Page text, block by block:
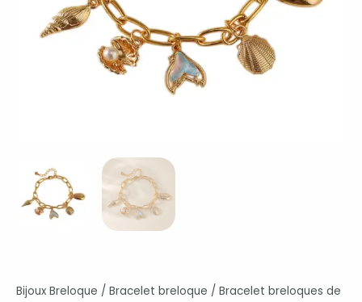
Bijoux Breloque / Bracelet breloque / Bracelet breloques de